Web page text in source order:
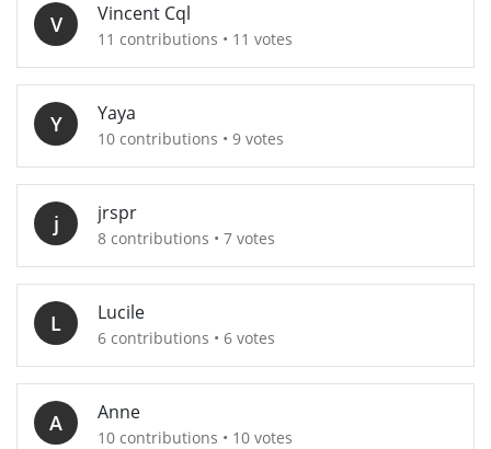
V Vincent Cql
11 contributions • 11 votes
Y Yaya
10 contributions • 9 votes
j jrspr
8 contributions • 7 votes
L Lucile
6 contributions • 6 votes
A Anne
10 contributions • 10 votes